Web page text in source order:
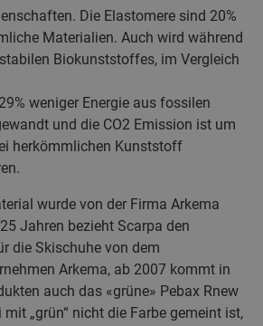
Die Elastomere sind 20%
Materialien. Auch wird während
Biokunststoffes, im Vergleich
weniger Energie aus fossilen
und die CO2 Emission ist um
herkömmlichen Kunststoff
wurde von der Firma Arkema
Jahren bezieht Scarpa den
die Skischuhe von dem
Arkema, ab 2007 kommt in
auch das «grüne» Pebax Rnew
„grün“ nicht die Farbe gemeint ist,